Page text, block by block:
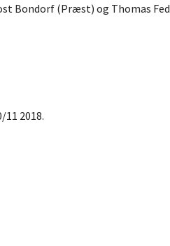
Bondorf (Præst) og Thomas
2018.